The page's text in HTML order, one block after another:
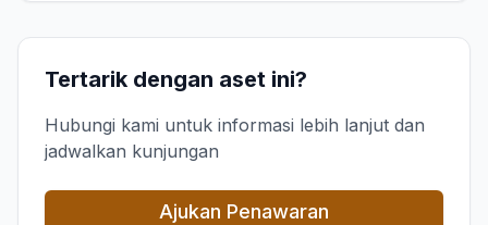
Tertarik dengan aset ini?
Hubungi kami untuk informasi lebih lanjut dan
jadwalkan kunjungan
Ajukan Penawaran